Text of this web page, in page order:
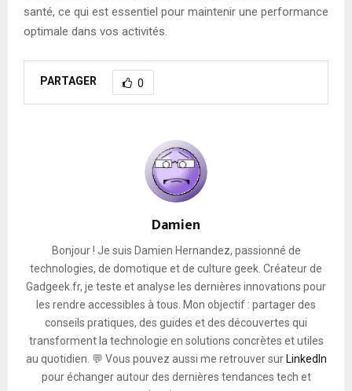
santé, ce qui est essentiel pour maintenir une performance
optimale dans vos activités.
PARTAGER 0
Damien
Bonjour ! Je suis Damien Hernandez, passionné de
technologies, de domotique et de culture geek. Créateur de
Gadgeek.fr, je teste et analyse les dernières innovations pour
les rendre accessibles à tous. Mon objectif : partager des
conseils pratiques, des guides et des découvertes qui
transforment la technologie en solutions concrètes et utiles
au quotidien. 💬 Vous pouvez aussi me retrouver sur LinkedIn
pour échanger autour des dernières tendances tech et